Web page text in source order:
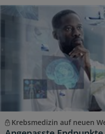
Krebsmedizin auf neuen